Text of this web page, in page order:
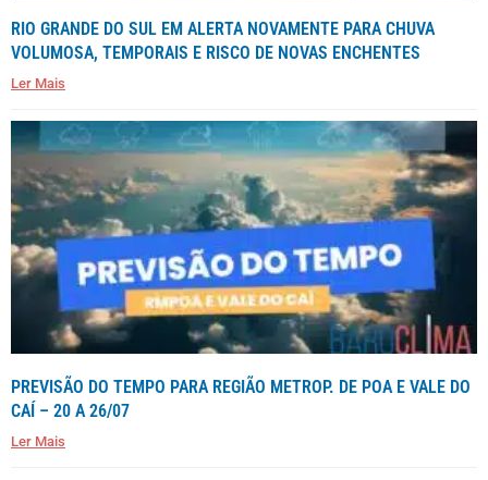
RIO GRANDE DO SUL EM ALERTA NOVAMENTE PARA CHUVA
VOLUMOSA, TEMPORAIS E RISCO DE NOVAS ENCHENTES
Ler Mais
PREVISÃO DO TEMPO PARA REGIÃO METROP. DE POA E VALE DO
CAÍ – 20 A 26/07
Ler Mais